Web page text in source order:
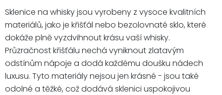
Sklenice na whisky jsou vyrobeny z vysoce kvalitních
materiálů, jako je křišťál nebo bezolovnaté sklo, které
dokáže plně vyzdvihnout krásu vaší whisky.
Průzračnost křišťálu nechá vyniknout zlatavým
odstínům nápoje a dodá každému doušku nádech
luxusu. Tyto materiály nejsou jen krásné - jsou také
odolné a těžké, což dodává sklenici uspokojivou